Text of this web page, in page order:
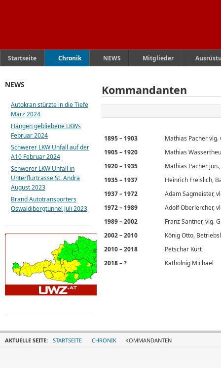
Startseite Chronik NEWS Mitglieder
Kommandanten
1895 – 1903
Mathias Pacher
1905 – 1920
Mathias
1920 – 1935
Mathias Pacher
1935 – 1937
Heinrich Freislich,
1937 – 1972
Adam Sagmeister,
1972 – 1989
Adolf Oberlercher,
1989 – 2002
Franz Santner, vlg.
2002 – 2010
König Otto,
2010 – 2018
Petschar Kurt
2018 – ?
Katholnig Michael
NEWS
Autokran stürzte in die Tiefe
März 2024
Hängen gebliebene LKWs
Februar 2024
Schwerer LKW Unfall auf der
A10 Februar 2024
Schwerer LKW Unfall in
Unterflurtrasse St. Andrä
August 2023
Brand Autotransporters
Oswaldibergtunnel Juli 2023
AKTUELLE SEITE: STARTSEITE CHRONIK KOMMANDANTEN